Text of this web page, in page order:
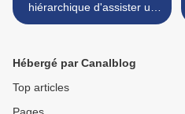
hiérarchique d'assister un
agent alors qu'il a fait un
Hébergé par Canalblog
Top articles